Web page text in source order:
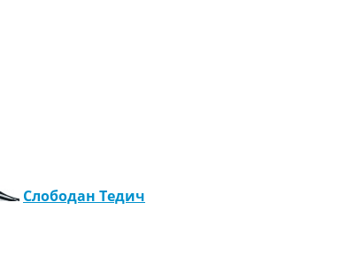
Слободан Тедич